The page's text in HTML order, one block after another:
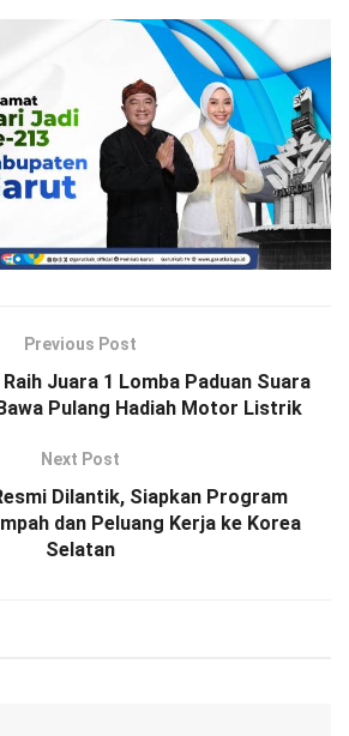
Previous Post
Juara 1 Lomba Paduan Suara
Pulang Hadiah Motor Listrik
Next Post
Dilantik, Siapkan Program
dan Peluang Kerja ke Korea
Selatan